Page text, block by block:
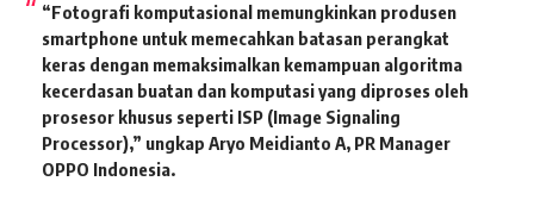
“Fotografi komputasional memungkinkan produsen
smartphone untuk memecahkan batasan perangkat
keras dengan memaksimalkan kemampuan algoritma
kecerdasan buatan dan komputasi yang diproses oleh
prosesor khusus seperti ISP (Image Signaling
Processor),” ungkap Aryo Meidianto A, PR Manager
OPPO Indonesia.